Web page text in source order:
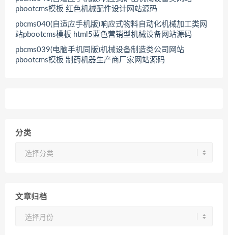
pbootcms模板 红色机械配件设计网站源码
pbcms040(自适应手机版)响应式物料自动化机械加工类网
站pbootcms模板 html5蓝色营销型机械设备网站源码
pbcms039(电脑手机同版)机械设备制造类公司网站
pbootcms模板 制药机器生产商厂家网站源码
分类
文章归档